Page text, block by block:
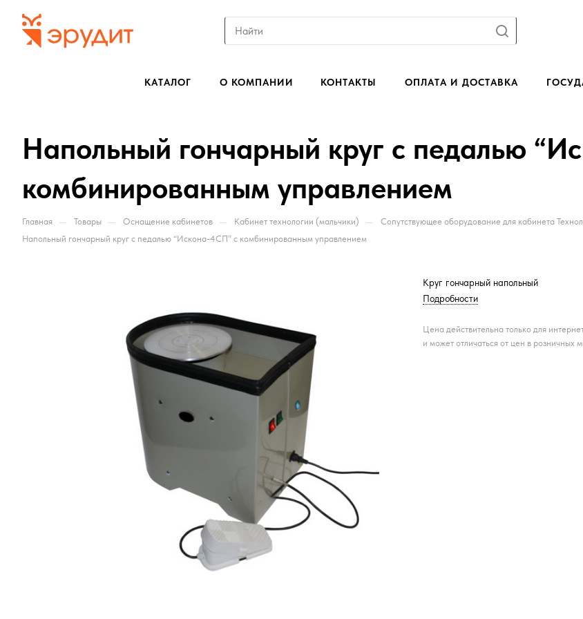
КАТАЛОГ О КОМПАНИИ КОНТАКТЫ ОПЛАТА И ДОСТАВКА
Напольный гончарный круг с педалью
комбинированным управлением
Главная — Товары — Оснащение кабинетов — Кабинет технологии (мальчики) — Сопутствующее оборудование для кабинета
Напольный гончарный круг с педалью “Искона-4СП” с комбинированным управлением
Круг гончарный напольный
Подробности
Цена действительна только для
и может отличаться от цен в розничных